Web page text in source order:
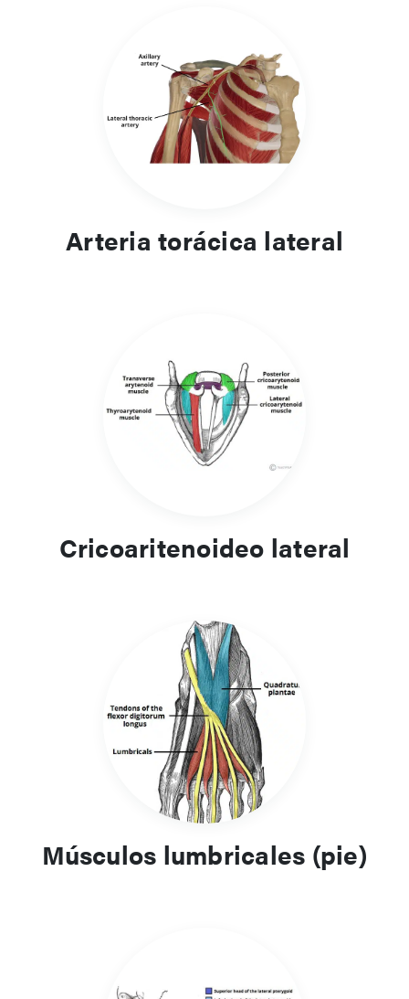
Arteria torácica lateral
Cricoaritenoideo lateral
Músculos lumbricales (pie)